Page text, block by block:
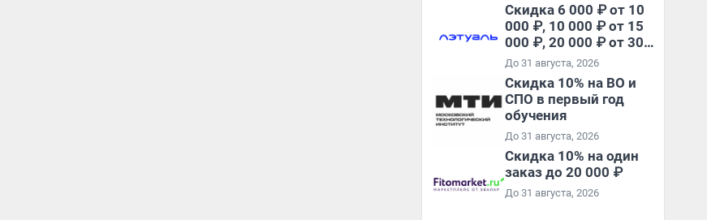
Скидка 6 000 ₽ от 10
000 ₽, 10 000 ₽ от 15
000 ₽, 20 000 ₽ от 30
000 ₽ и 35 000 ₽ от 50
000 ₽ на первый и все
повторные заказы по
промокоду НАБЕРИ
До 31 августа, 2026
Скидка 10% на ВО и
СПО в первый год
обучения
До 31 августа, 2026
Скидка 10% на один
заказ до 20 000 ₽
До 31 августа, 2026